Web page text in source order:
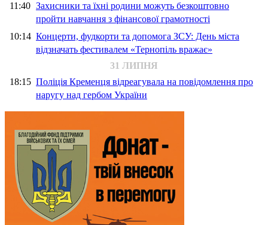
11:40 Захисники та їхні родини можуть безкоштовно
пройти навчання з фінансової грамотності
10:14 Концерти, фудкорти та допомога ЗСУ: День міста
відзначать фестивалем «Тернопіль вражає»
31 ЛИПНЯ
18:15 Поліція Кременця відреагувала на повідомлення про
наругу над гербом України